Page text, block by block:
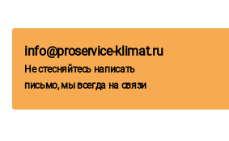
info@proservice-klimat.ru
Не стесняйтесь написать
письмо, мы всегда на связи